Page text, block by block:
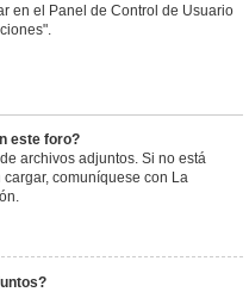
en el Panel de Control de Usuario
este foro?
archivos adjuntos. Si no está
comuníquese con La